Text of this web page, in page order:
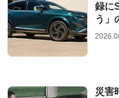
録に
う」
災害